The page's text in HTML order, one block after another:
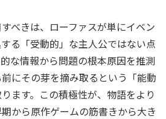
べきは、ローファスが単にイベン
る「受動的」な主人公ではない点
な情報から問題の根本原因を推測
にその芽を摘み取るという「能動
ます。この積極性が、物語をより
から原作ゲームの筋書きから大き